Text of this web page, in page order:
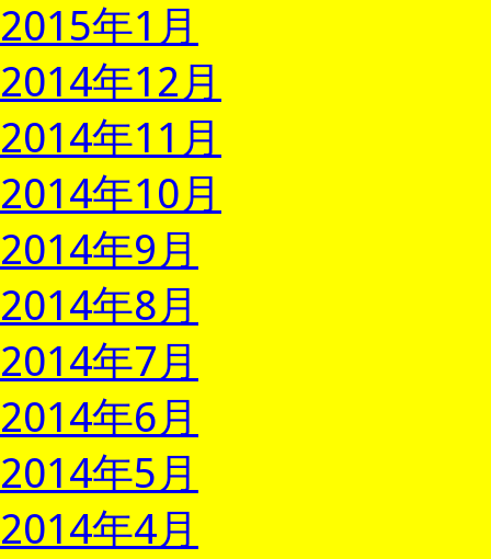
2015年1月
2014年12月
2014年11月
2014年10月
2014年9月
2014年8月
2014年7月
2014年6月
2014年5月
2014年4月